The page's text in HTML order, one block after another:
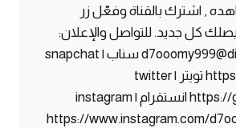
, اشترك بالقناة وفعّل زر
كل جديد. للتواصل والإعلان:
d7ooomy999@diwangroup.com سناب | snapchat
https://goo.gl/sr19bf تويتر | twitter
https://goo.gl/UGEG15 انستقرام | instagram
https://www.instagram.com/